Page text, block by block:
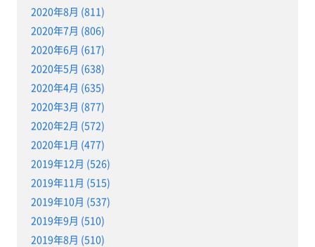
2020年8月 (811)
2020年7月 (806)
2020年6月 (617)
2020年5月 (638)
2020年4月 (635)
2020年3月 (877)
2020年2月 (572)
2020年1月 (477)
2019年12月 (526)
2019年11月 (515)
2019年10月 (537)
2019年9月 (510)
2019年8月 (510)